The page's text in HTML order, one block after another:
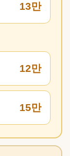
13만
12만
15만